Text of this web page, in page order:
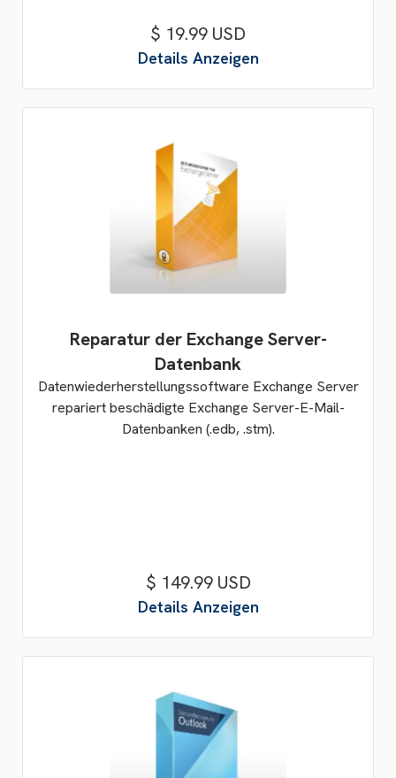
$ 19.99 USD
Details Anzeigen
Reparatur der Exchange Server-
Datenbank
Datenwiederherstellungssoftware Exchange Server
repariert beschädigte Exchange Server-E-Mail-
Datenbanken (.edb, .stm).
$ 149.99 USD
Details Anzeigen